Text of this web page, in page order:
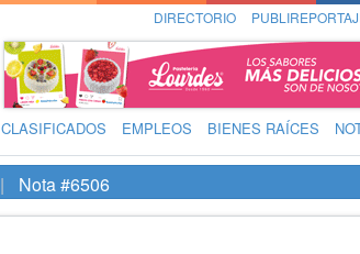
DIRECTORIO
CLASIFICADOS EMPLEOS BIENES RAÍCES
Nota #6506